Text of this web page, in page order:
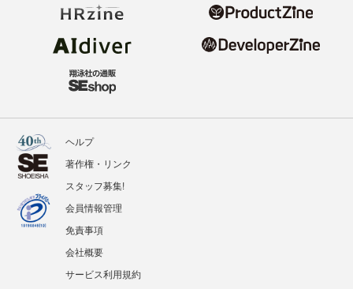
ヘルプ
著作権・リンク
スタッフ募集!
会員情報管理
免責事項
会社概要
サービス利用規約